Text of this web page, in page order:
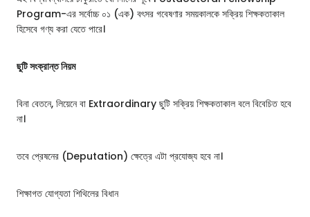
Program-এর সর্বোচ্চ ০১ (এক) বৎসর গবেষণার সময়কালকে সক্রিয় শিক্ষকতাকাল
হিসেবে গণ্য করা যেতে পারে।
ছুটি সংক্রান্ত নিয়ম
বিনা বেতনে, লিয়েনে বা Extraordinary ছুটি সক্রিয় শিক্ষকতাকাল বলে বিবেচিত হবে
না।
তবে প্রেষনের (Deputation) ক্ষেত্রে এটা প্রযোজ্য হবে না।
শিক্ষাগত যোগ্যতা শিথিলের বিধান